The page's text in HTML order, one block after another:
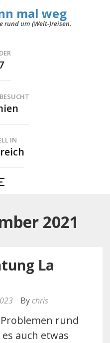
mal weg
rund um (Welt-)reisen.
IN
2021
La
By chris
rund
auch etwas